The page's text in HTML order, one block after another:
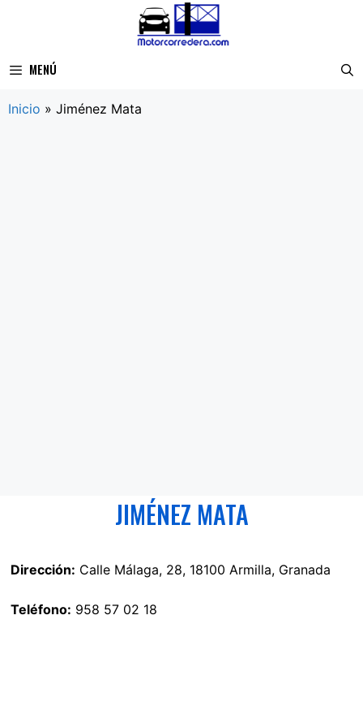
MENÚ
Inicio » Jiménez Mata
JIMÉNEZ MATA
Dirección: Calle Málaga, 28, 18100 Armilla, Granada
Teléfono: 958 57 02 18